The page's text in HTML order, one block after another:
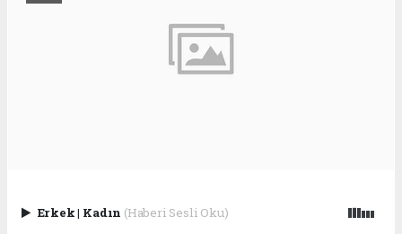
Erkek| Kadın (Haberi Sesli Oku)